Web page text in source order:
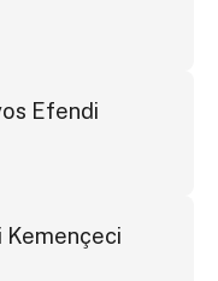
Efendi
Kemençeci